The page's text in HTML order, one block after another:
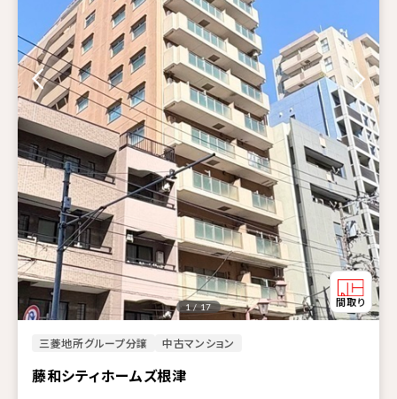
三菱地所グループ分譲 中古マンション
藤和シティホームズ根津
1 / 17